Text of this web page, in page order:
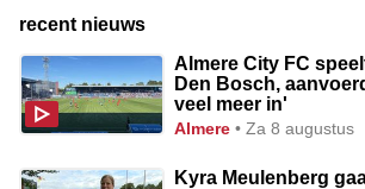
recent nieuws
Almere City FC
Den Bosch,
veel meer in'
almere • Za 8 augustus
Kyra Meulenberg